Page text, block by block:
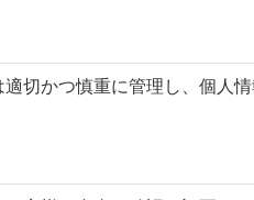
切かつ慎重に管理し、個